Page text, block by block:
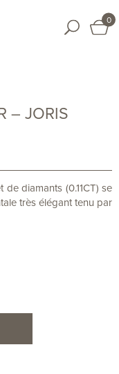
0
– JORIS
diamants (0.11CT) se
très élégant tenu par